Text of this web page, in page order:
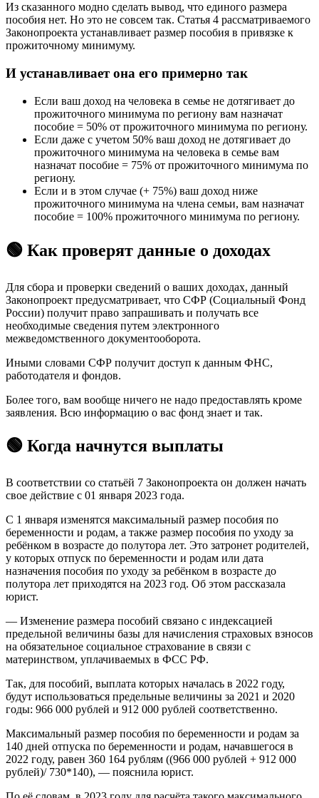
Из сказанного модно сделать вывод, что единого размера
пособия нет. Но это не совсем так. Статья 4 рассматриваемого
Законопроекта устанавливает размер пособия в привязке к
прожиточному минимуму.
И устанавливает она его примерно так
Если ваш доход на человека в семье не дотягивает до
прожиточного минимума по региону вам назначат
пособие = 50% от прожиточного минимума по региону.
Если даже с учетом 50% ваш доход не дотягивает до
прожиточного минимума на человека в семье вам
назначат пособие = 75% от прожиточного минимума по
региону.
Если и в этом случае (+ 75%) ваш доход ниже
прожиточного минимума на члена семьи, вам назначат
пособие = 100% прожиточного минимума по региону.
🟢 Как проверят данные о доходах
Для сбора и проверки сведений о ваших доходах, данный
Законопроект предусматривает, что СФР (Социальный Фонд
России) получит право запрашивать и получать все
необходимые сведения путем электронного
межведомственного документооборота.
Иными словами СФР получит доступ к данным ФНС,
работодателя и фондов.
Более того, вам вообще ничего не надо предоставлять кроме
заявления. Всю информацию о вас фонд знает и так.
🟢 Когда начнутся выплаты
В соответствии со статьёй 7 Законопроекта он должен начать
свое действие с 01 января 2023 года.
С 1 января изменятся максимальный размер пособия по
беременности и родам, а также размер пособия по уходу за
ребёнком в возрасте до полутора лет. Это затронет родителей,
у которых отпуск по беременности и родам или дата
назначения пособия по уходу за ребёнком в возрасте до
полутора лет приходятся на 2023 год. Об этом рассказала
юрист.
— Изменение размера пособий связано с индексацией
предельной величины базы для начисления страховых взносов
на обязательное социальное страхование в связи с
материнством, уплачиваемых в ФСС РФ.
Так, для пособий, выплата которых началась в 2022 году,
будут использоваться предельные величины за 2021 и 2020
годы: 966 000 рублей и 912 000 рублей соответственно.
Максимальный размер пособия по беременности и родам за
140 дней отпуска по беременности и родам, начавшегося в
2022 году, равен 360 164 рублям ((966 000 рублей + 912 000
рублей)/ 730*140), — пояснила юрист.